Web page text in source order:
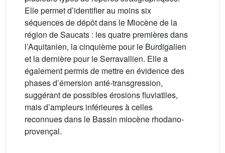
Elle permet d’identifier au moins six
séquences de dépôt dans le Miocène de la
région de Saucats : les quatre premières dans
l’Aquitanien, la cinquième pour le Burdigalien
et la dernière pour le Serravallien. Elle a
également permis de mettre en évidence des
phases d’émersion anté-transgression,
suggérant de possibles érosions fluviatiles,
mais d’ampleurs inférieures à celles
reconnues dans le Bassin miocène rhodano-
provençal.